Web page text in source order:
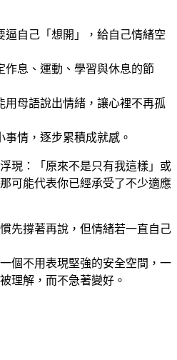
逼自己「想開」，給自己情緒空
作息、運動、學習與休息的節
用母語說出情緒，讓心裡不再孤
情，逐步累積成就感。
現：「原來不是只有我這樣」或
可能代表你已經承受了不少適應
先撐著再說，但情緒若一直自己
個不用表現堅強的安全空間，一
理解，而不急著變好。